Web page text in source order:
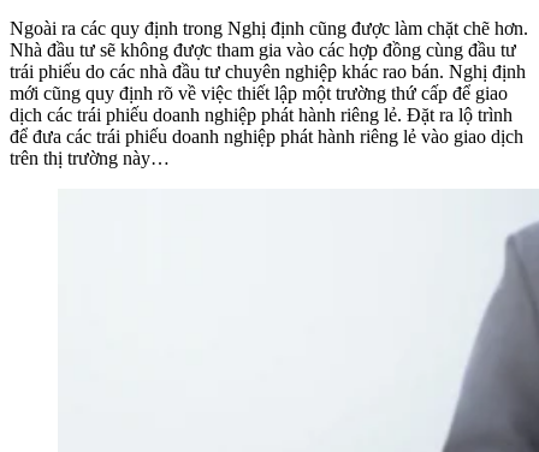
Ngoài ra các quy định trong Nghị định cũng được làm chặt chẽ hơn.
Nhà đầu tư sẽ không được tham gia vào các hợp đồng cùng đầu tư
trái phiếu do các nhà đầu tư chuyên nghiệp khác rao bán. Nghị định
mới cũng quy định rõ về việc thiết lập một trường thứ cấp để giao
dịch các trái phiếu doanh nghiệp phát hành riêng lẻ. Đặt ra lộ trình
để đưa các trái phiếu doanh nghiệp phát hành riêng lẻ vào giao dịch
trên thị trường này…